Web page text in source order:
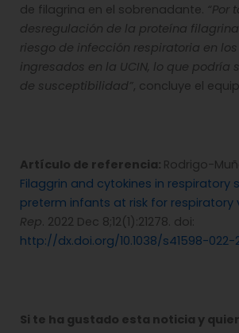
de filagrina en el sobrenadante. “Por
desregulación de la proteína
riesgo de infección respiratoria en
ingresados en la UCIN, lo que podría
de susceptibilidad”, concluye el
Artículo de referencia: Rodrigo-
Filaggrin and cytokines in respiratory
preterm infants at risk for respiratory
Rep. 2022 Dec 8;12(1):21278. doi:
http://dx.doi.org/10.1038/s41598-
Si te ha gustado esta noticia y